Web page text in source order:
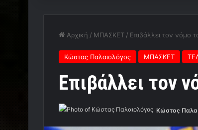
Αρχική / ΜΠΑΣΚΕΤ / Επιβάλλει τον νόμο
Κώστας Παλαιολόγος ΜΠΑΣΚΕΤ
Επιβάλλει τον
Κώστας